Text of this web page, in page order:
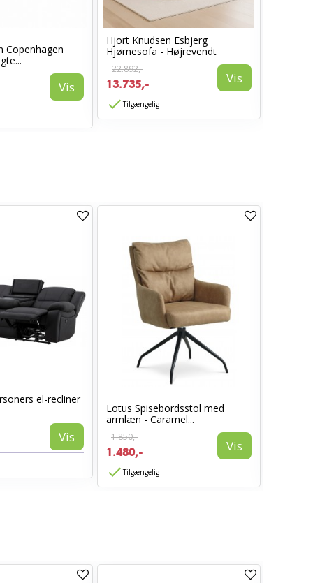
Copenhagen
Vis
Hjort Knudsen Esbjerg
Hjørnesofa - Højrevendt
22.892,-
13.735,- Vis
Tilgængelig
el-recliner
Vis
Lotus Spisebordsstol med
armlæn - Caramel...
1.850,-
1.480,- Vis
Tilgængelig